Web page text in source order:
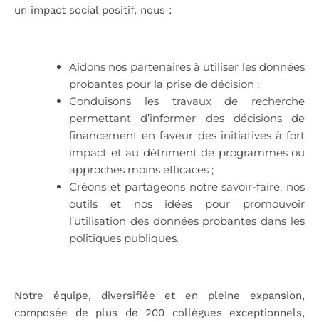
un impact social positif, nous :
Aidons nos partenaires à utiliser les données
probantes pour la prise de décision ;
Conduisons les travaux de recherche
permettant d’informer des décisions de
financement en faveur des initiatives à fort
impact et au détriment de programmes ou
approches moins efficaces ;
Créons et partageons notre savoir-faire, nos
outils et nos idées pour promouvoir
l’utilisation des données probantes dans les
politiques publiques.
Notre équipe, diversifiée et en pleine expansion,
composée de plus de 200 collègues exceptionnels,